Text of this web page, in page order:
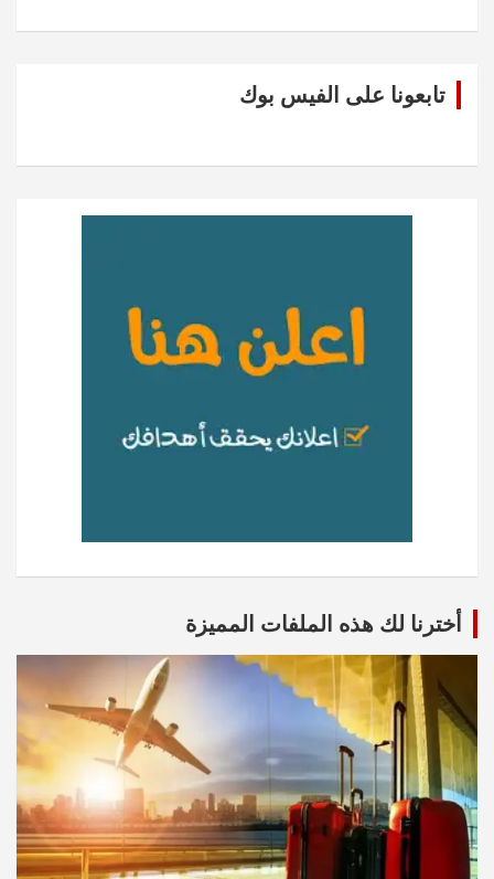
تابعونا على الفيس بوك
أخترنا لك هذه الملفات المميزة